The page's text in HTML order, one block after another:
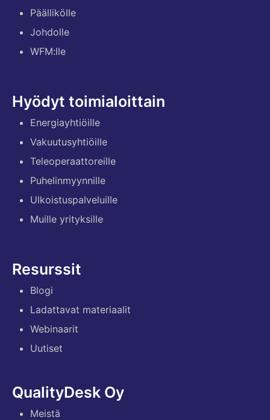
Päällikölle
Johdolle
WFM:lle
Hyödyt toimialoittain
Energiayhtiöille
Vakuutusyhtiöille
Teleoperaattoreille
Puhelinmyynnille
Ulkoistuspalveluille
Muille yrityksille
Resurssit
Blogi
Ladattavat materiaalit
Webinaarit
Uutiset
QualityDesk Oy
Meistä